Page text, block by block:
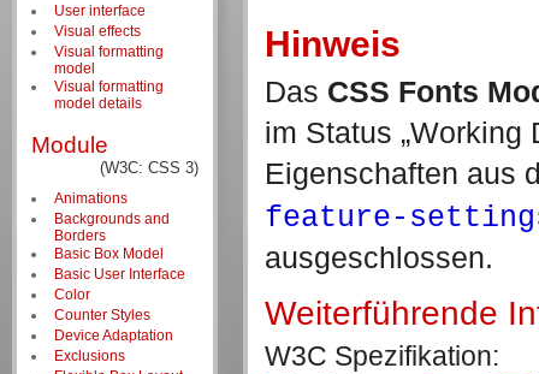
Hinweis
Das CSS Fonts
im Status
Working
Eigenschaften aus
feature-
ausgeschlossen.
Weiterführende
W3C Spezifikation:
User interface
Visual effects
Visual formatting
model
Visual formatting
model details
Module
(W3C: CSS 3)
Animations
Backgrounds and
Borders
Basic Box Model
Basic User Interface
Color
Counter Styles
Device Adaptation
Exclusions